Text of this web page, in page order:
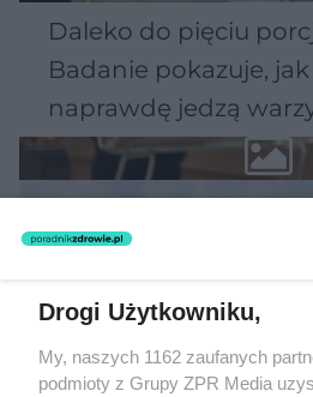
Daleko do pięciu
Badanie pokazuje,
naprawdę jedzą
Drogi Użytkowniku,
My, naszych 1162 zaufanych
podmioty z Grupy ZPR Media